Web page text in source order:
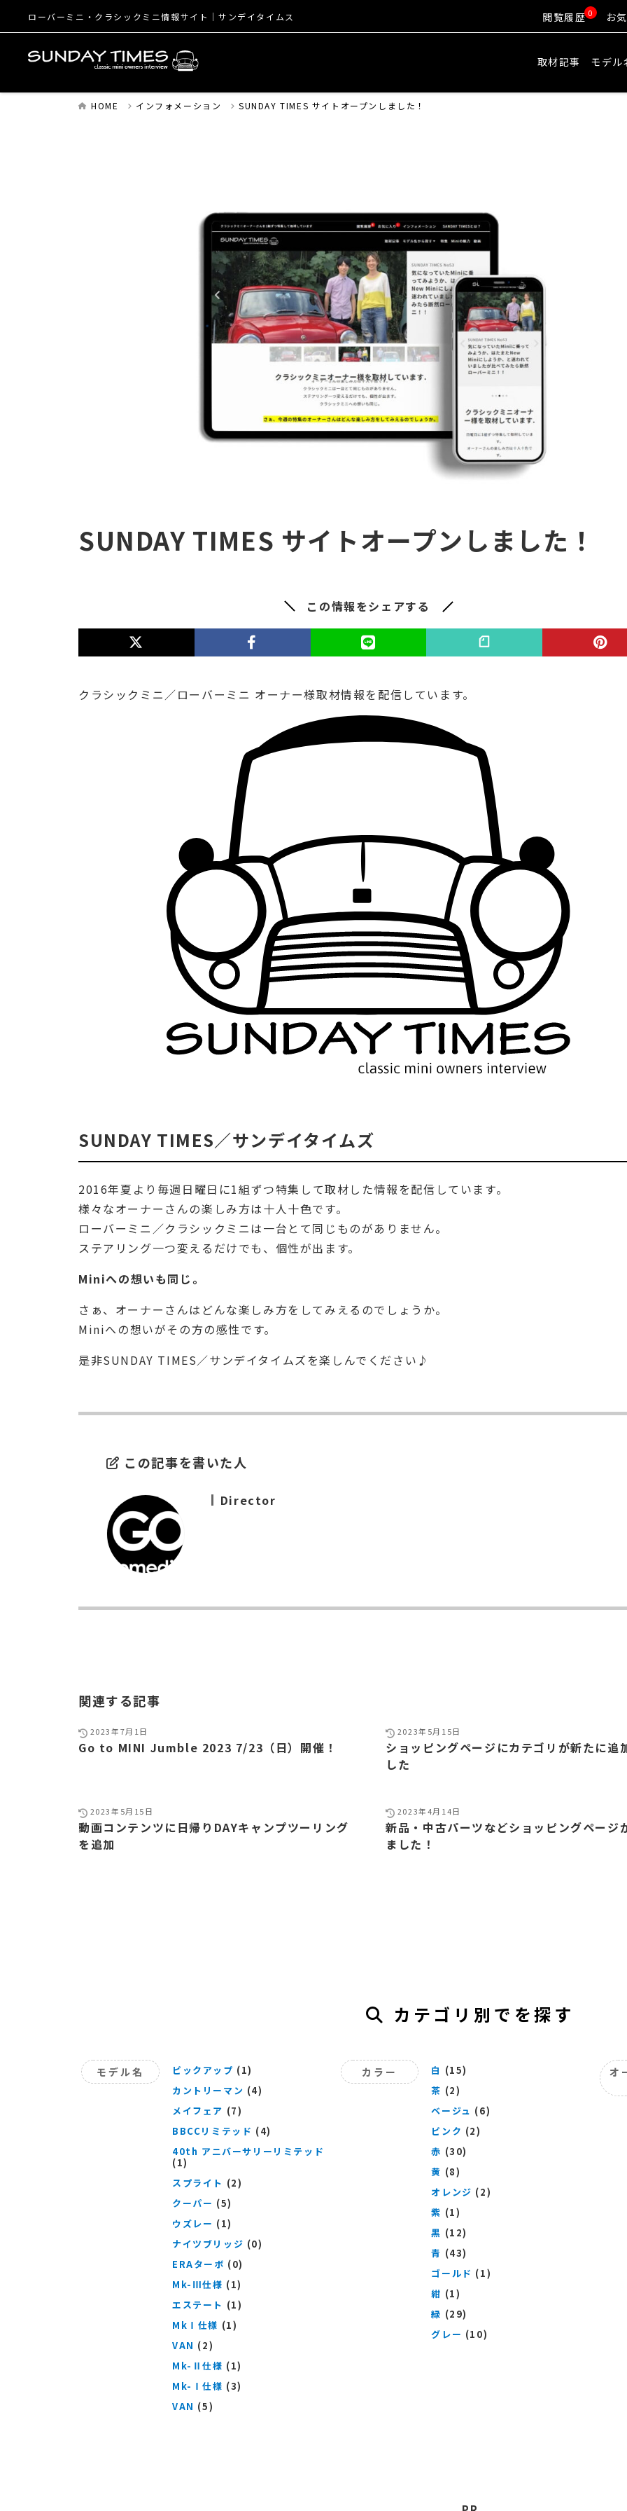
ローバーミニ・クラシックミニ情報サイト│サンデイタイムス 閲覧履歴 0 お
取材記事 モデル
HOME インフォメーション SUNDAY TIMES サイトオープンしました！
SUNDAY TIMES サイトオープンしました！
この情報をシェアする
クラシックミニ／ローバーミニ オーナー様取材情報を配信しています。
SUNDAY TIMES／サンデイタイムズ
2016年夏より毎週日曜日に1組ずつ特集して取材した情報を配信しています。
様々なオーナーさんの楽しみ方は十人十色です。
ローバーミニ／クラシックミニは一台とて同じものがありません。
ステアリング一つ変えるだけでも、個性が出ます。
Miniへの想いも同じ。
さぁ、オーナーさんはどんな楽しみ方をしてみえるのでしょうか。
Miniへの想いがその方の感性です。
是非SUNDAY TIMES／サンデイタイムズを楽しんでください♪
この記事を書いた人
Director
関連する記事
2023年7月1日
Go to MINI Jumble 2023 7/23（日）開催！
2023年5月15日
ショッピングページにカテゴリが新たに追
した
2023年5月15日
動画コンテンツに日帰りDAYキャンプツーリング
を追加
2023年4月14日
新品・中古パーツなどショッピングページ
ました！
カテゴリ別でを探す
モデル名 ピックアップ (1)
カントリーマン (4)
メイフェア (7)
BBCCリミテッド (4)
40th アニバーサリーリミテッド
(1)
スプライト (2)
クーパー (5)
ウズレー (1)
ナイツブリッジ (0)
ERAターボ (0)
Mk-Ⅲ仕様 (1)
エステート (1)
MkⅠ仕様 (1)
VAN (2)
Mk-Ⅱ仕様 (1)
Mk-Ⅰ仕様 (3)
VAN (5)
カラー 白 (15)
茶 (2)
ベージュ (6)
ピンク (2)
赤 (30)
黄 (8)
オレンジ (2)
紫 (1)
黒 (12)
青 (43)
ゴールド (1)
紺 (1)
緑 (29)
グレー (10)
オ